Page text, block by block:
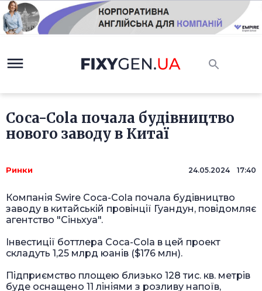
Coca-Cola почала будівництво
нового заводу в Китаї
Ринки 24.05.2024 17:40
Компанія Swire Coca-Cola почала будівництво
заводу в китайській провінції Гуандун, повідомляє
агентство "Сіньхуа".
Інвестиції боттлера Coca-Cola в цей проект
складуть 1,25 млрд юанів ($176 млн).
Підприємство площею близько 128 тис. кв. метрів
буде оснащено 11 лініями з розливу напоїв,